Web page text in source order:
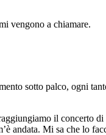
vengono a chiamare.
sotto palco, ogni
il concerto
andata. Mi sa che lo